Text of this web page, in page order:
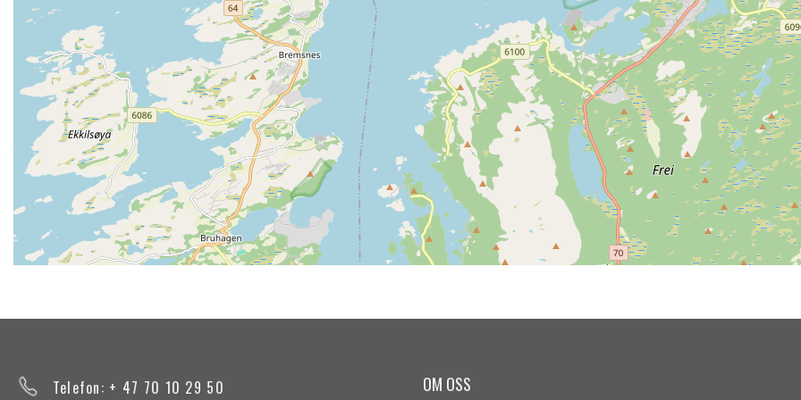
Telefon: + 47 70 10 29 50 OM OSS